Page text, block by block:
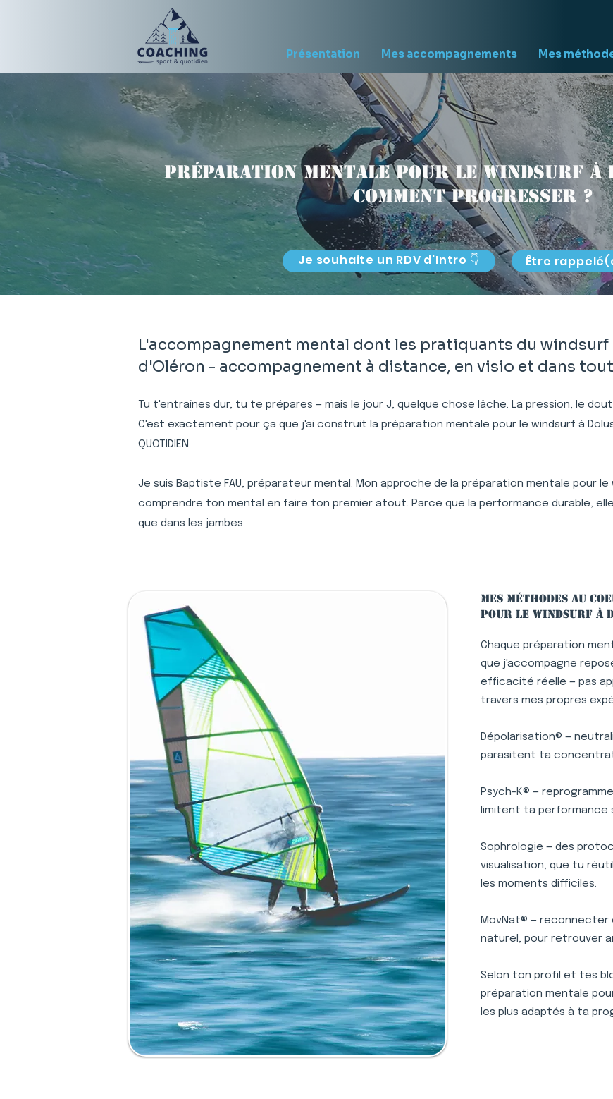
Présentation Mes accompagnements Mes
Préparation mentale pour le windsurf à
comment progresser ?
Je souhaite un RDV d'Intro 👇 Être
L'accompagnement mental dont les pratiquants du
d'Oléron - accompagnement à distance, en visio et dans
Tu t'entraînes dur, tu te prépares — mais le jour J, quelque chose lâche. La pression, le
C'est exactement pour ça que j'ai construit la préparation mentale pour le windsurf à Dolus-
QUOTIDIEN.
Je suis Baptiste FAU, préparateur mental. Mon approche de la préparation mentale pour le
comprendre ton mental en faire ton premier atout. Parce que la performance durable,
que dans les jambes.
Mes méthodes au
pour le windsurf à
Chaque préparation
que j'accompagne
efficacité réelle — pas
travers mes propres
Dépolarisation® —
parasitent ta
Psych-K® —
limitent ta performance
Sophrologie — des
visualisation, que tu
les moments difficiles.
MovNat® — reconnecter
naturel, pour retrouver
Selon ton profil et tes
préparation mentale
les plus adaptés à ta